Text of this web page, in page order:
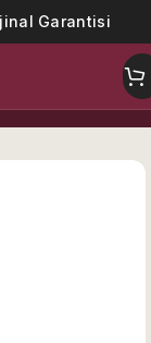
Garantisi